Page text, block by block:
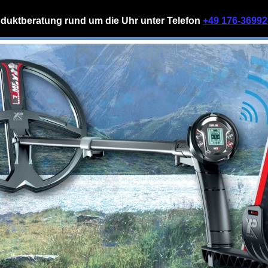
rund um die Uhr unter Telefon +49 176-